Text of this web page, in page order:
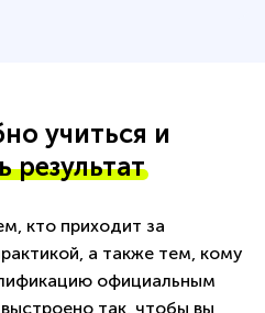
учиться и
результат
кто приходит за
а также тем, кому
официальным
так, чтобы вы